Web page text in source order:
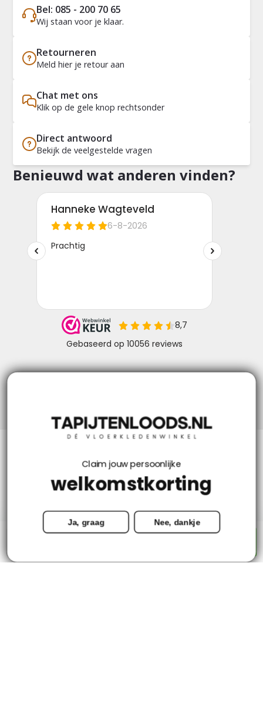
Bel: 085 - 200 70 65
Wij staan voor je klaar.
Retourneren
Meld hier je retour aan
Chat met ons
Klik op de gele knop rechtsonder
Direct antwoord
Bekijk de veelgestelde vragen
Benieuwd wat anderen vinden?
Mijn account
Categorieën
Contact
Claim jouw persoonlijke
welkomstkorting
Ja, graag Nee, dankje